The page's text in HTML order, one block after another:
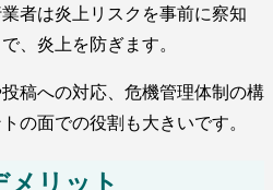
者は炎上リスクを事前に察知
、炎上を防ぎます。
稿への対応、危機管理体制の構
の面での役割も大きいです。
メリット